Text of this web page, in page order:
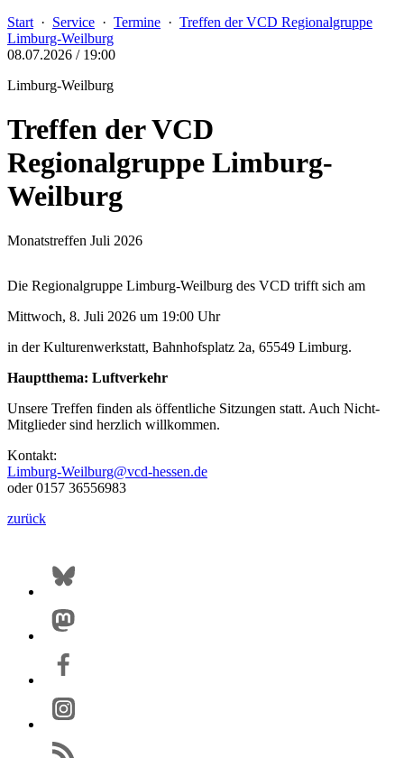
Start · Service · Termine · Treffen der VCD Regionalgruppe
Limburg-Weilburg
08.07.2026 / 19:00
Limburg-Weilburg
Treffen der VCD
Regionalgruppe Limburg-
Weilburg
Monatstreffen Juli 2026
Die Regionalgruppe Limburg-Weilburg des VCD trifft sich am
Mittwoch, 8. Juli 2026 um 19:00 Uhr
in der Kulturenwerkstatt, Bahnhofsplatz 2a, 65549 Limburg.
Hauptthema: Luftverkehr
Unsere Treffen finden als öffentliche Sitzungen statt. Auch Nicht-
Mitglieder sind herzlich willkommen.
Kontakt:
Limburg-Weilburg@vcd-hessen.de
oder 0157 36556983
zurück